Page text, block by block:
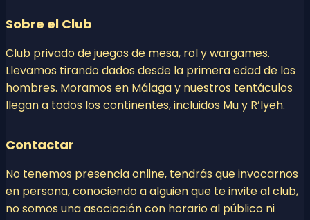
Sobre el Club
Club privado de juegos de mesa, rol y wargames.
Llevamos tirando dados desde la primera edad de los
hombres. Moramos en Málaga y nuestros tentáculos
llegan a todos los continentes, incluidos Mu y R’lyeh.
Contactar
No tenemos presencia online, tendrás que invocarnos
en persona, conociendo a alguien que te invite al club,
no somos una asociación con horario al público ni